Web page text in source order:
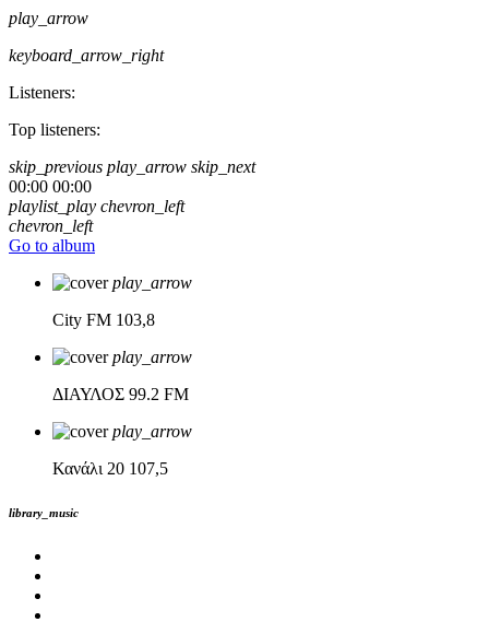
play_arrow
keyboard_arrow_right
Listeners:
Top listeners:
skip_previous play_arrow skip_next
00:00 00:00
playlist_play chevron_left
chevron_left
Go to album
play_arrow
City FM 103,8
play_arrow
ΔΙΑΥΛΟΣ 99.2 FM
play_arrow
Κανάλι 20 107,5
library_music